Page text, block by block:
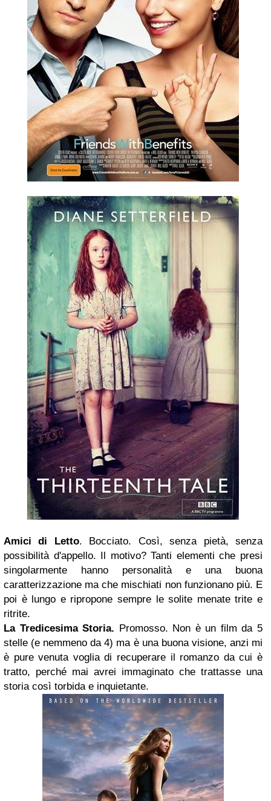
Amici di Letto. Bocciato. Così, senza pietà, senza
possibilità d'appello. Il motivo? Tanti elementi che presi
singolarmente hanno personalità e una buona
caratterizzazione ma che mischiati non funzionano più. E
poi è lungo e ripropone sempre le solite menate trite e
ritrite.
La Tredicesima Storia. Promosso. Non è un film da 5
stelle (e nemmeno da 4) ma è una buona visione, anzi mi
è pure venuta voglia di recuperare il romanzo da cui è
tratto, perché mai avrei immaginato che trattasse una
storia così torbida e inquietante.